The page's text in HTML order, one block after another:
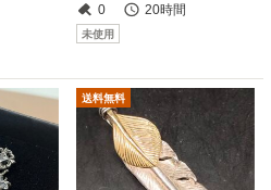
0
20時間
未使用
送料無料